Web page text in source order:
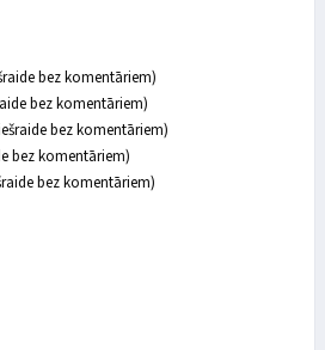
bez komentāriem)
bez komentāriem)
bez komentāriem)
bez komentāriem)
bez komentāriem)